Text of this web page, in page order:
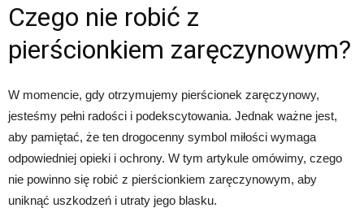
Czego nie robić z
pierścionkiem zaręczynowym?
W momencie, gdy otrzymujemy pierścionek zaręczynowy,
jesteśmy pełni radości i podekscytowania. Jednak ważne jest,
aby pamiętać, że ten drogocenny symbol miłości wymaga
odpowiedniej opieki i ochrony. W tym artykule omówimy, czego
nie powinno się robić z pierścionkiem zaręczynowym, aby
uniknąć uszkodzeń i utraty jego blasku.